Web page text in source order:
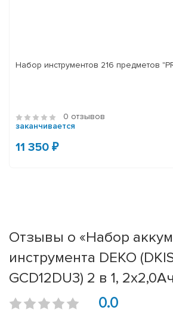
Набор инструментов 216 предметов
0 отзывов
заканчивается
11 350 ₽
Отзывы о «Набор
инструмента DEKO
GCD12DU3) 2 в 1,
0.0